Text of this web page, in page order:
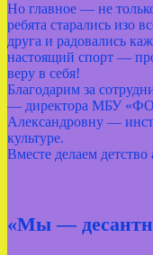
Но главное — не
ребята старались изо
друга и радовались
настоящий спорт —
веру в себя!
Благодарим за
— директора МБУ
Александровну —
культуре.
Вместе делаем
«Мы —